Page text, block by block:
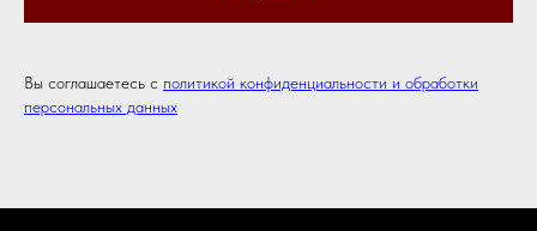
Вы соглашаетесь с политикой конфиденциальности и обработки
персональных данных